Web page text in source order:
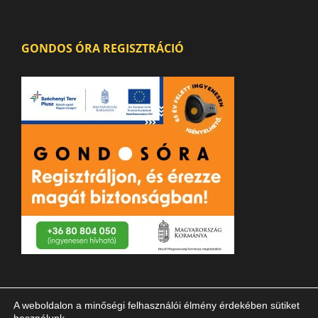
GONDOS ÓRA REGISZTRÁCIÓ
A weboldalon a minőségi felhasználói élmény érdekében sütiket